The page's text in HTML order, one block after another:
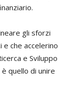
gli sforzi
che accelerino
e Sviluppo
quello di unire